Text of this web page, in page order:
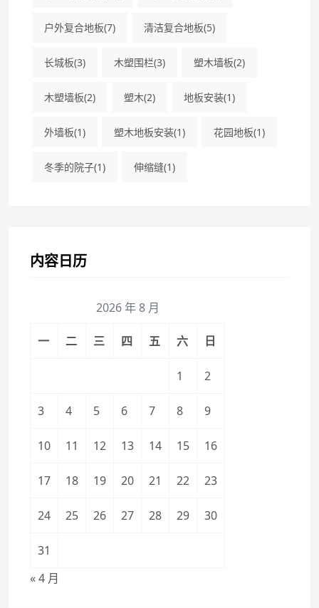
户外复合地板(7) 清洁复合地板(5)
长城板(3) 木塑围栏(3) 塑木墙板(2)
木塑墙板(2) 塑木(2) 地板安装(1)
外墙板(1) 塑木地板安装(1) 花园地板(1)
冬季的院子(1) 伸缩缝(1)
内容日历
2026 年 8 月
一 二 三 四 五 六 日
1 2
3 4 5 6 7 8 9
10 11 12 13 14 15 16
17 18 19 20 21 22 23
24 25 26 27 28 29 30
31
« 4 月